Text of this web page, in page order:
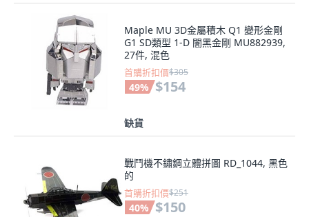
Maple MU 3D金屬積木 Q1 變形金剛
G1 SD類型 1-D 闇黑金剛 MU882939,
27件, 混色
首購折扣價$305
49% $154
缺貨
戰鬥機不鏽鋼立體拼圖 RD_1044, 黑色
的
首購折扣價$251
40% $150